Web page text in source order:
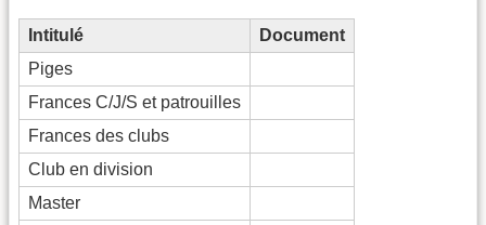
Intitulé
Document
Piges
Frances C/J/S et patrouilles
Frances des clubs
Club en division
Master